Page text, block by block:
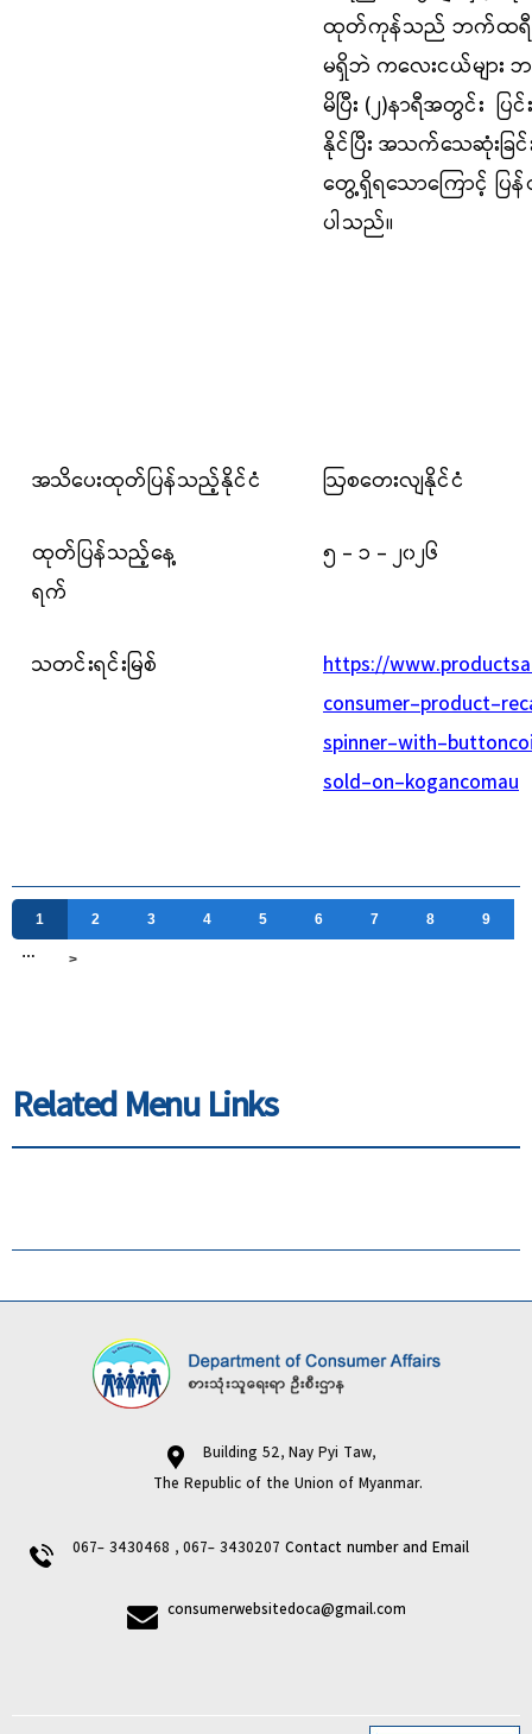
ထုတ်ကုန်သည် ဘက်ထရီကို လုံ
မရှိဘဲ ကလေးငယ်မျာ
မိပြီး (၂)နာရီအတွင်း ပြ
နိုင်ပြီး အသက်သေဆုံးခြင်
တွေ့ရှိရသောကြောင့် ပြ
ပါသည်။
အသိပေးထုတ်ပြန်သည့်နိုင်ငံ ဩစတေးလျနိုင်ငံ
ထုတ်ပြန်သည့်နေ့
ရက်
၅ - ၁ - ၂၀၂၆
သတင်းရင်းမြစ်
https://
consumer-product-
spinner-with-
sold-on-kogancomau
1 2 3 4 5 6 7 8
9
…
>
Related Menu Links
Building 52, Nay Pyi Taw,
The Republic of the Union of Myanmar.
067- 3430468 , 067- 3430207 Contact number and Email
consumerwebsitedoca@gmail.com